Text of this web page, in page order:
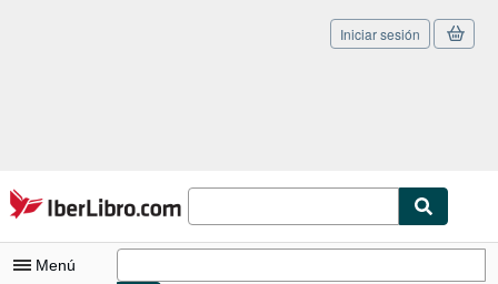
Pasar al contenido principal
IberLibro.com
Iniciar sesión
Menú